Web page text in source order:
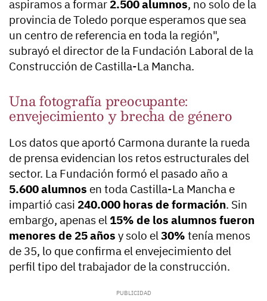
aspiramos a formar 2.500 alumnos, no solo de la
provincia de Toledo porque esperamos que sea
un centro de referencia en toda la región",
subrayó el director de la Fundación Laboral de la
Construcción de Castilla-La Mancha.
Una fotografía preocupante:
envejecimiento y brecha de género
Los datos que aportó Carmona durante la rueda
de prensa evidencian los retos estructurales del
sector. La Fundación formó el pasado año a
5.600 alumnos en toda Castilla-La Mancha e
impartió casi 240.000 horas de formación. Sin
embargo, apenas el 15% de los alumnos fueron
menores de 25 años y solo el30% tenía menos
de 35, lo que confirma el envejecimiento del
perfil tipo del trabajador de la construcción.